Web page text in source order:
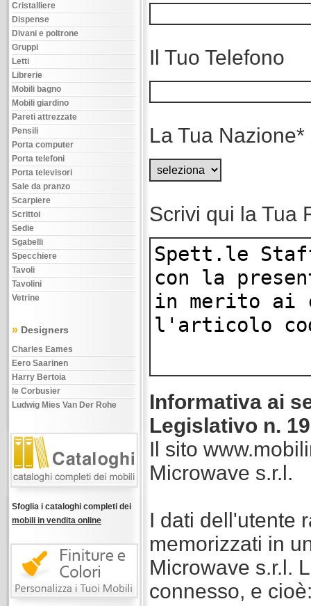
Cristalliere
Dispense
Divani e poltrone
Gruppi
Letti
Librerie
Mobili bagno
Mobili giardino
Pareti attrezzate
Pensili
Porta computer
Porta telefoni
Porta televisori
Sale da pranzo
Scarpiere
Scrittoi
Sedie
Sgabelli
Specchiere
Tavoli
Tavolini
Vetrine
» Designers
Charles Eames
Eero Saarinen
Harry Bertoia
le Corbusier
Ludwig Mies Van Der Rohe
Sfoglia i cataloghi completi dei
mobili in vendita online
Il Tuo Telefono
La Tua Nazione*
Scrivi qui la Tua
Informativa ai
Legislativo n.
Il sito
Microwave s.r.l.
I dati dell'utente
memorizzati in
Microwave s.r.l.
connesso, e